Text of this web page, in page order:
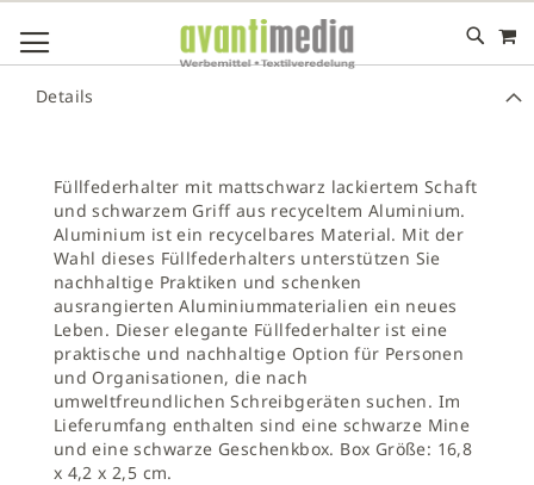
DIREKT
ZUM
# DRÜCKEN SIE DIE EINGABETASTE, UM DIE SUCHE ZU
Details
Füllfederhalter mit mattschwarz lackiertem Schaft
und schwarzem Griff aus recyceltem Aluminium.
Aluminium ist ein recycelbares Material. Mit der
Wahl dieses Füllfederhalters unterstützen Sie
nachhaltige Praktiken und schenken
ausrangierten Aluminiummaterialien ein neues
Leben. Dieser elegante Füllfederhalter ist eine
praktische und nachhaltige Option für Personen
und Organisationen, die nach
umweltfreundlichen Schreibgeräten suchen. Im
Lieferumfang enthalten sind eine schwarze Mine
und eine schwarze Geschenkbox. Box Größe: 16,8
x 4,2 x 2,5 cm.